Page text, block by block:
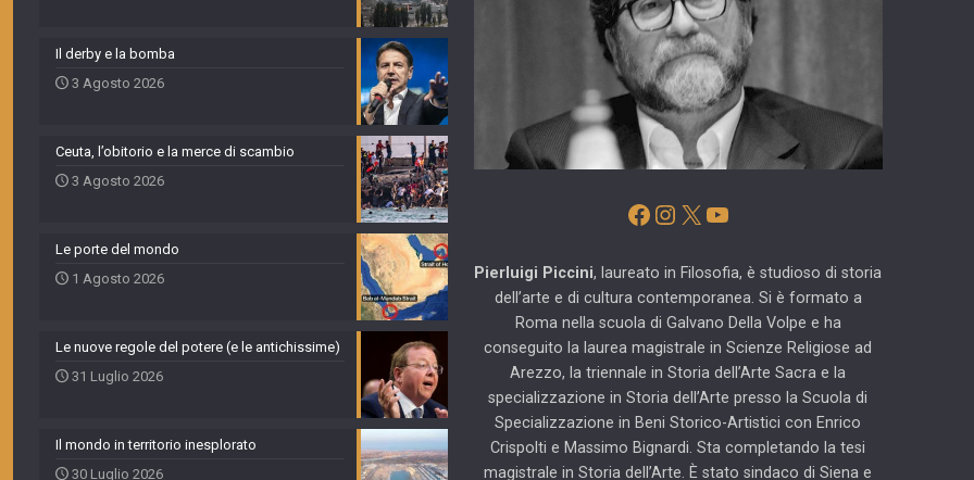
Il derby e la bomba
3 Agosto 2026
Ceuta, l’obitorio e la merce di scambio
3 Agosto 2026
Le porte del mondo
1 Agosto 2026
Le nuove regole del potere (e le antichissime)
31 Luglio 2026
Il mondo in territorio inesplorato
30 Luglio 2026
Facebook
Instagram
X YouTube
Pierluigi Piccini, laureato in Filosofia, è studioso di storia
dell’arte e di cultura contemporanea. Si è formato a
Roma nella scuola di Galvano Della Volpe e ha
conseguito la laurea magistrale in Scienze Religiose ad
Arezzo, la triennale in Storia dell’Arte Sacra e la
specializzazione in Storia dell’Arte presso la Scuola di
Specializzazione in Beni Storico-Artistici con Enrico
Crispolti e Massimo Bignardi. Sta completando la tesi
magistrale in Storia dell’Arte. È stato sindaco di Siena e